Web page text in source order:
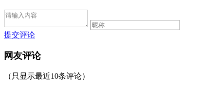
提交评论
网友评论
（只显示最近10条评论）